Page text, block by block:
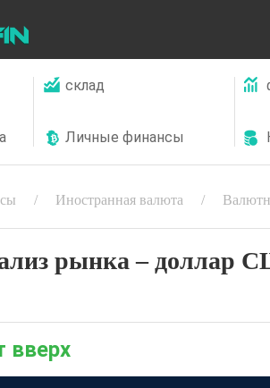
склад
Личные финансы
Иностранная валюта
рынка – доллар
вверх